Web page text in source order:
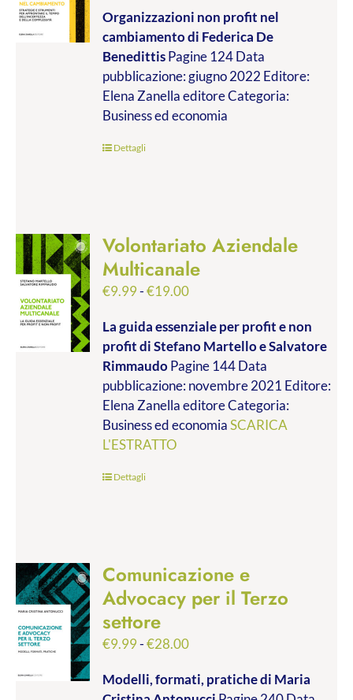
prezzo:
da
€9.99
a
€17.00
Organizzazioni non profit nel
cambiamentodi Federica De
BenedittisPagine 124 Data
pubblicazione: giugno 2022 Editore:
Elena Zanella editore Categoria:
Business ed economia
Dettagli
Volontariato Aziendale
Multicanale
€9.99-€19.00Fascia
prezzo:
da
€9.99
a
€19.00
La guida essenziale per profit e non
profitdi Stefano Martello e Salvatore
RimmaudoPagine 144 Data
pubblicazione: novembre 2021 Editore:
Elena Zanella editore Categoria:
Business ed economiaSCARICA
L'ESTRATTO
Dettagli
Comunicazione e
Advocacy per il Terzo
settore
€9.99-€28.00Fascia
prezzo:
Modelli, formati, pratichedi Maria